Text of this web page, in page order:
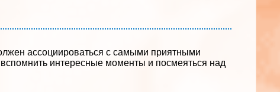
ассоциироваться с самыми приятными
интересные моменты и посмеяться над